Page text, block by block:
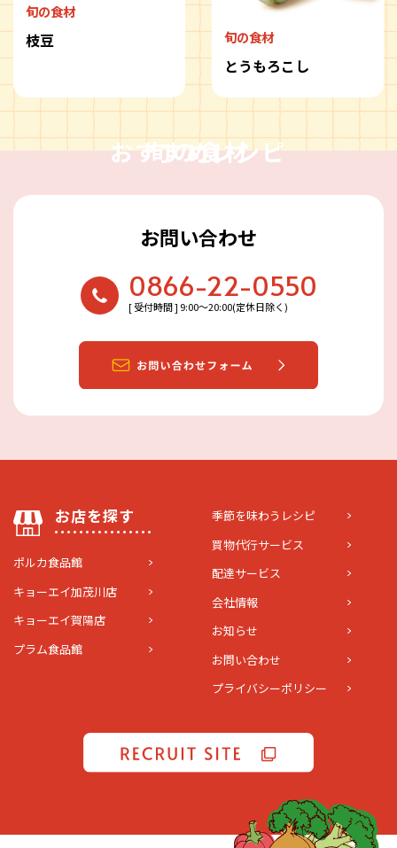
旬の食材
枝豆 旬の食材
とうもろこし
おすすめレシピ
旬の食材
お問い合わせ
0866-22-0550
[ 受付時間 ] 9:00〜20:00(定休日除く)
お店を探す
ポルカ食品館
キョーエイ加茂川店
キョーエイ賀陽店
プラム食品館
季節を味わうレシピ
買物代行サービス
配達サービス
会社情報
お知らせ
お問い合わせ
プライバシーポリシー